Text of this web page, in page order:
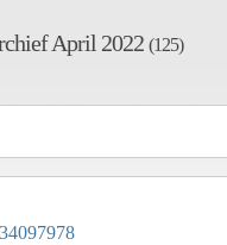
April 2022 (125)